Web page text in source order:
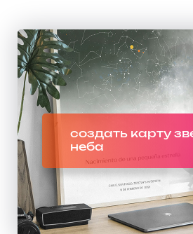
создать карту
неба